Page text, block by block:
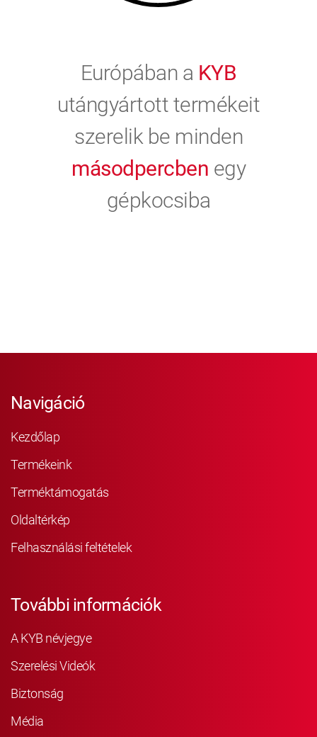
Európában a KYB
utángyártott termékeit
szerelik be minden
másodpercben egy
gépkocsiba
Navigáció
Kezdőlap
Termékeink
Terméktámogatás
Oldaltérkép
Felhasználási feltételek
További információk
A KYB névjegye
Szerelési Videók
Biztonság
Média